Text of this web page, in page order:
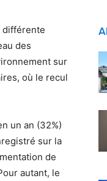
différente
des
sur
où le recul
un an (32%)
sur la
de
autant, le